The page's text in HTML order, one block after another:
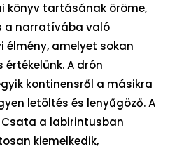
könyv tartásának öröme,
a narratívába való
élmény, amelyet sokan
A drón
kontinensről a másikra
letöltés és lenyűgöző. A
a labirintusban
kiemelkedik,